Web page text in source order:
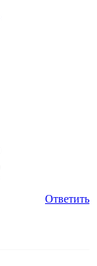
Ответить